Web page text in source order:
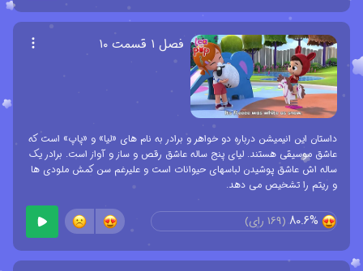
فصل ۱ قسمت ۱۰
داستان این انیمیشن درباره دو خواهر و برادر به نام های «لیا» و «پاپ» است که
عاشق موسیقی هستند. لیای پنج ساله عاشق رقص و ساز و آواز است. برادر یک
ساله اش عاشق پوشیدن لباسهای حیوانات است و علیرغم سن کمش ملودی ها
و ریتم را تشخیص می دهد.
80.6%
(
169 رای)